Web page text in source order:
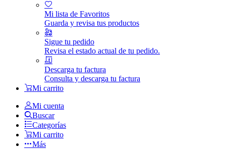
Mi lista de Favoritos
Guarda y revisa tus productos
Sigue tu pedido
Revisa el estado actual de tu pedido.
Descarga tu factura
Consulta y descarga tu factura
Mi carrito
Mi cuenta
Buscar
Categorías
Mi carrito
Más